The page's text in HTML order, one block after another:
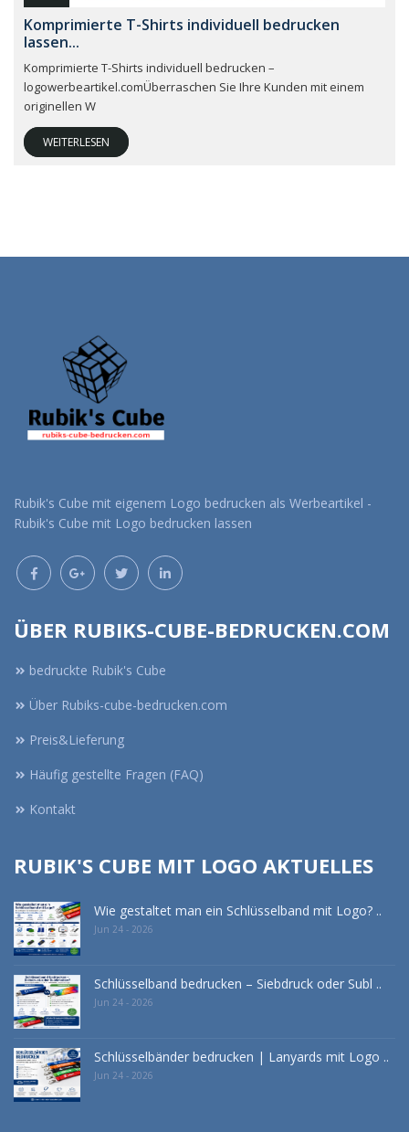
Komprimierte T-Shirts individuell bedrucken
lassen...
Komprimierte T-Shirts individuell bedrucken –
logowerbeartikel.comÜberraschen Sie Ihre Kunden mit einem
originellen W
WEITERLESEN
Rubik's Cube mit eigenem Logo bedrucken als Werbeartikel -
Rubik's Cube mit Logo bedrucken lassen
ÜBER RUBIKS-CUBE-BEDRUCKEN.COM
bedruckte Rubik's Cube
Über Rubiks-cube-bedrucken.com
Preis&Lieferung
Häufig gestellte Fragen (FAQ)
Kontakt
RUBIK'S CUBE MIT LOGO AKTUELLES
Wie gestaltet man ein Schlüsselband mit Logo? ..
Jun 24 - 2026
Schlüsselband bedrucken – Siebdruck oder Subl ..
Jun 24 - 2026
Schlüsselbänder bedrucken | Lanyards mit Logo ..
Jun 24 - 2026